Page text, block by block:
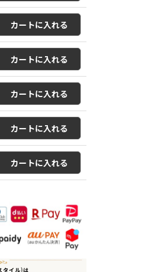
カートに入れる
カートに入れる
カートに入れる
カートに入れる
カートに入れる